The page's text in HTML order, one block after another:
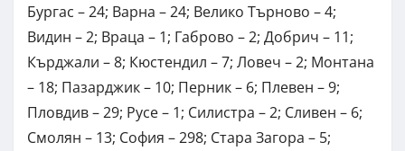
Бургас – 24; Варна – 24; Велико Търново – 4;
Видин – 2; Враца – 1; Габрово – 2; Добрич – 11;
Кърджали – 8; Кюстендил – 7; Ловеч – 2; Монтана
– 18; Пазарджик – 10; Перник – 6; Плевен – 9;
Пловдив – 29; Русе – 1; Силистра – 2; Сливен – 6;
Смолян – 13; София – 298; Стара Загора – 5;